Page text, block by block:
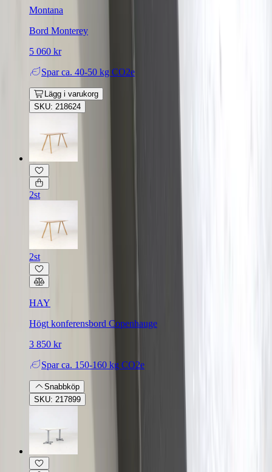
Montana
Bord Monterey
5 060 kr
Spar ca. 40-50 kg CO2e
Lägg i varukorg
SKU: 218624
2st
2st
HAY
Högt konferensbord Copenhauge
3 850 kr
Spar ca. 150-160 kg CO2e
Snabbköp
SKU: 217899